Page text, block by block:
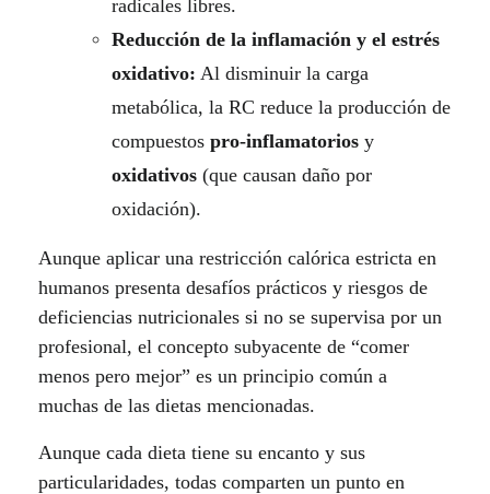
radicales libres.
Reducción de la inflamación y el estrés
oxidativo: Al disminuir la carga
metabólica, la RC reduce la producción de
compuestospro-inflamatorios y
oxidativos (que causan daño por
oxidación).
Aunque aplicar una restricción calórica estricta en
humanos presenta desafíos prácticos y riesgos de
deficiencias nutricionales si no se supervisa por un
profesional, el concepto subyacente de “comer
menos pero mejor” es un principio común a
muchas de las dietas mencionadas.
Aunque cada dieta tiene su encanto y sus
particularidades, todas comparten un punto en